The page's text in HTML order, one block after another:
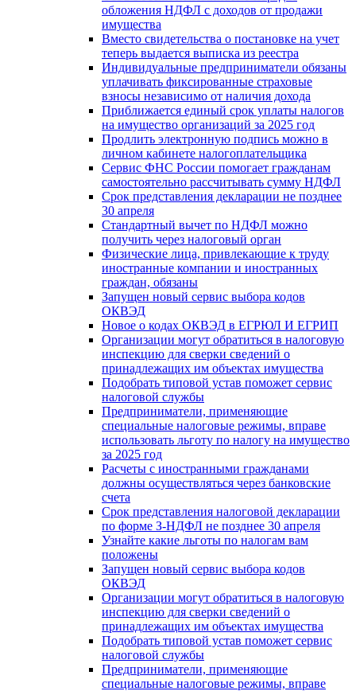
обложения НДФЛ с доходов от продажи
имущества
Вместо свидетельства о постановке на учет
теперь выдается выписка из реестра
Индивидуальные предприниматели обязаны
уплачивать фиксированные страховые
взносы независимо от наличия дохода
Приближается единый срок уплаты налогов
на имущество организаций за 2025 год
Продлить электронную подпись можно в
личном кабинете налогоплательщика
Сервис ФНС России помогает гражданам
самостоятельно рассчитывать сумму НДФЛ
Срок представления декларации не позднее
30 апреля
Стандартный вычет по НДФЛ можно
получить через налоговый орган
Физические лица, привлекающие к труду
иностранные компании и иностранных
граждан, обязаны
Запущен новый сервис выбора кодов
ОКВЭД
Новое о кодах ОКВЭД в ЕГРЮЛ И ЕГРИП
Организации могут обратиться в налоговую
инспекцию для сверки сведений о
принадлежащих им объектах имущества
Подобрать типовой устав поможет сервис
налоговой службы
Предприниматели, применяющие
специальные налоговые режимы, вправе
использовать льготу по налогу на имущество
за 2025 год
Расчеты с иностранными гражданами
должны осуществляться через банковские
счета
Срок представления налоговой декларации
по форме З-НДФЛ не позднее 30 апреля
Узнайте какие льготы по налогам вам
положены
Запущен новый сервис выбора кодов
ОКВЭД
Организации могут обратиться в налоговую
инспекцию для сверки сведений о
принадлежащих им объектах имущества
Подобрать типовой устав поможет сервис
налоговой службы
Предприниматели, применяющие
специальные налоговые режимы, вправе